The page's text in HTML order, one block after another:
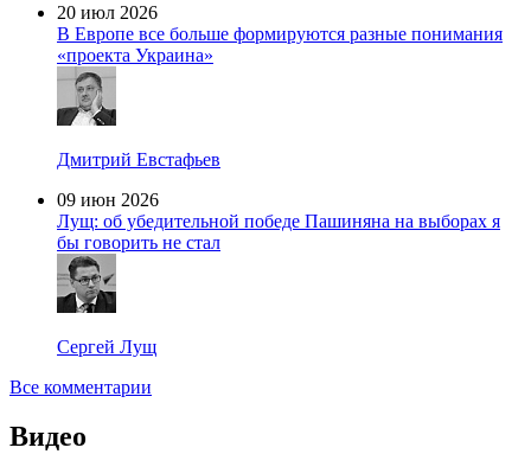
20 июл 2026
В Европе все больше формируются разные понимания
«проекта Украина»
Дмитрий Евстафьев
09 июн 2026
Лущ: об убедительной победе Пашиняна на выборах я
бы говорить не стал
Сергей Лущ
Все комментарии
Видео